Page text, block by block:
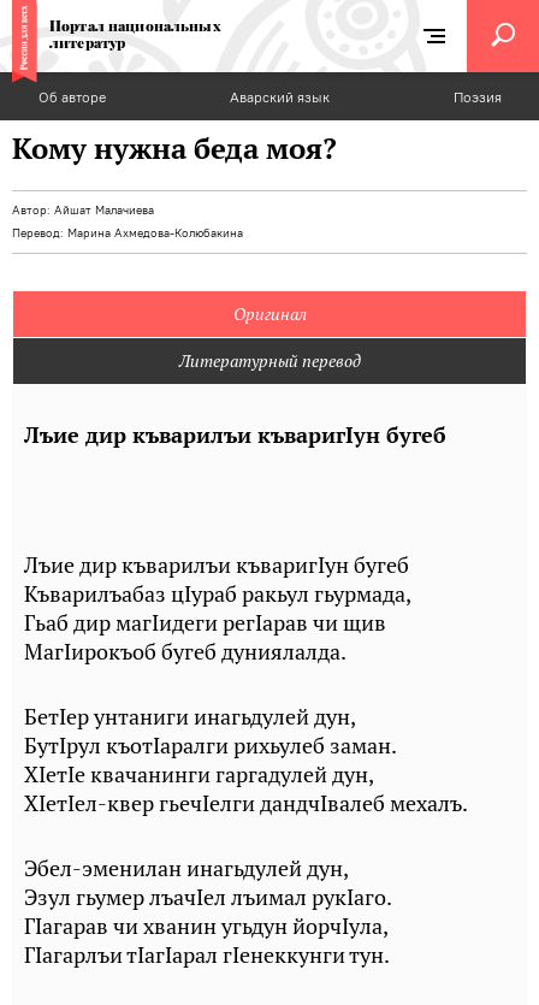
Портал национальных
литератур
Об авторе Аварский язык Поэзия
Кому нужна беда моя?
Автор: Айшат Малачиева
Перевод: Марина Ахмедова-Колюбакина
Оригинал
Литературный перевод
Лъие дир къварилъи къваригIун бугеб
Лъие дир къварилъи къваригIун бугеб
Къварилъабаз цIураб ракьул гьурмада,
Гьаб дир магIидеги регIарав чи щив
МагIирокъоб бугеб дуниялалда.
БетIер унтаниги инагьдулей дун,
БутIрул къотIаралги рихьулеб заман.
ХIетIе квачанинги гаргадулей дун,
ХIетIел-квер гьечIелги дандчIвалеб мехалъ.
Эбел-эменилан инагьдулей дун,
Эзул гьумер лъачIел лъимал рукIаго.
ГIагарав чи хванин угьдун йорчIула,
ГIагарлъи тIагIарал гIенеккунги тун.